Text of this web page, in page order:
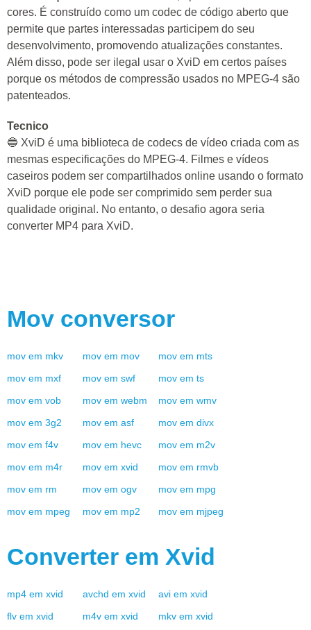
cores. É construído como um codec de código aberto que
permite que partes interessadas participem do seu
desenvolvimento, promovendo atualizações constantes.
Além disso, pode ser ilegal usar o XviD em certos países
porque os métodos de compressão usados no MPEG-4 são
patenteados.
Tecnico
🔵 XviD é uma biblioteca de codecs de vídeo criada com as
mesmas especificações do MPEG-4. Filmes e vídeos
caseiros podem ser compartilhados online usando o formato
XviD porque ele pode ser comprimido sem perder sua
qualidade original. No entanto, o desafio agora seria
converter MP4 para XviD.
Mov conversor
mov em mkv mov em mov mov em mts
mov em mxf mov em swf mov em ts
mov em vob mov em webm mov em wmv
mov em 3g2 mov em asf mov em divx
mov em f4v mov em hevc mov em m2v
mov em m4r mov em xvid mov em rmvb
mov em rm mov em ogv mov em mpg
mov em mpeg mov em mp2 mov em mjpeg
Converter em Xvid
mp4 em xvid avchd em xvid avi em xvid
flv em xvid m4v em xvid mkv em xvid